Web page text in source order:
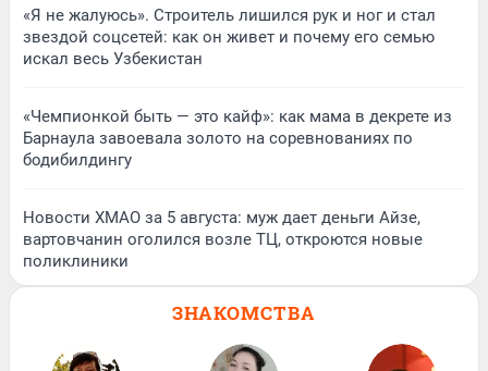
«Я не жалуюсь». Строитель лишился рук и ног и стал
звездой соцсетей: как он живет и почему его семью
искал весь Узбекистан
«Чемпионкой быть — это кайф»: как мама в декрете из
Барнаула завоевала золото на соревнованиях по
бодибилдингу
Новости ХМАО за 5 августа: муж дает деньги Айзе,
вартовчанин оголился возле ТЦ, откроются новые
поликлиники
ЗНАКОМСТВА